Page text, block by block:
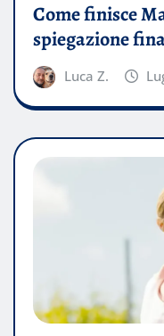
Come finisce
spiegazione
Luca Z.